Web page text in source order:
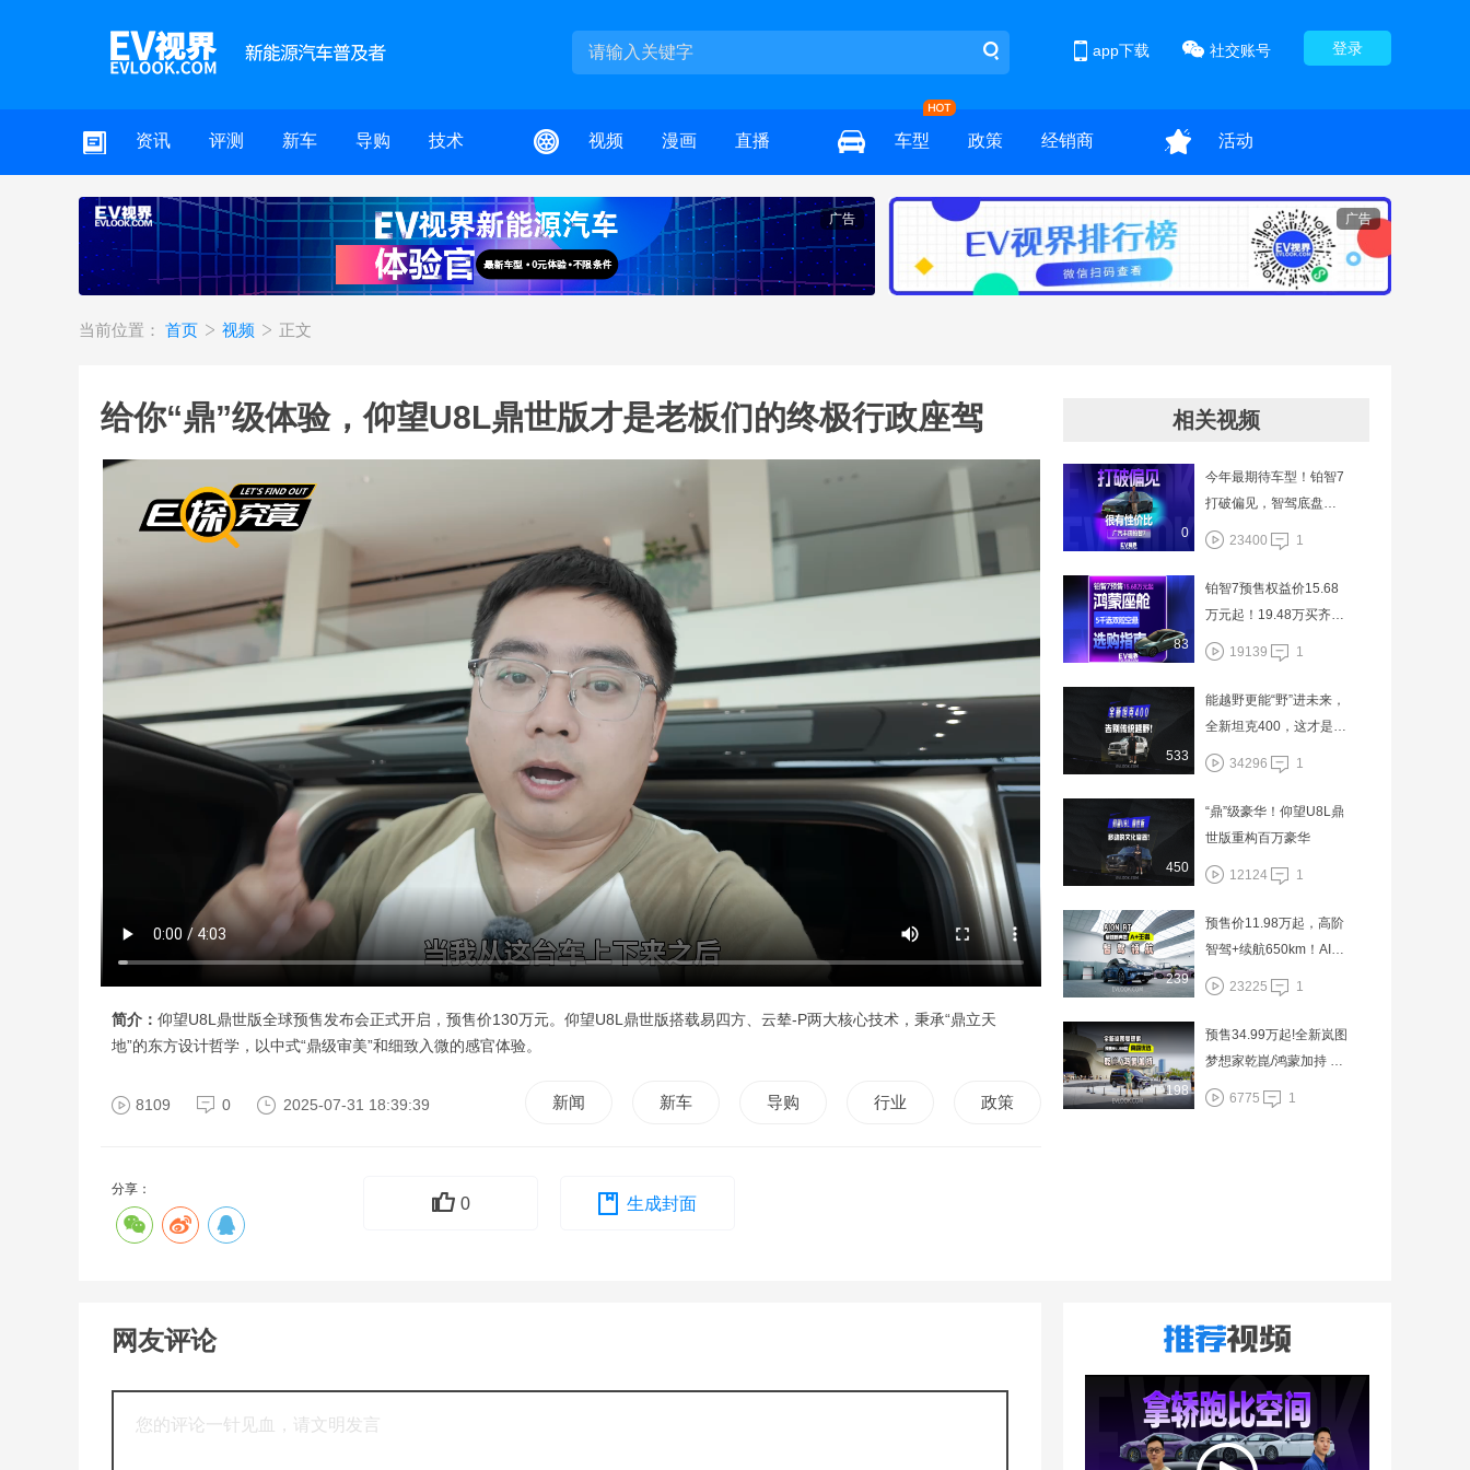
登录
社交账号
app下载
资讯 评测 新车 导购 技术 视频 漫画 直播 车型 政策 经销商 活动
广告 广告
当前位置： 首页 视频 正文
给你“鼎”级体验，仰望U8L鼎世版才是老板们的终极行政座驾
简介： 仰望U8L鼎世版全球预售发布会正式开启，预售价130万元。仰望U8L鼎世版搭载易四方、云辇-P两大核心技术，秉承“鼎立天
地”的东方设计哲学，以中式“鼎级审美”和细致入微的感官体验。
8109 0 2025-07-31 18:39:39 新闻 新车 导购 行业 政策
分享：
0 生成封面
相关视频
0
今年最期待车型！铂智7
打破偏见，智驾底盘双
在线
23400 1
83
铂智7预售权益价15.68
万元起！19.48万买齐鸿
蒙座舱+激光雷达+双腔
19139 1
533
能越野更能“野”进未来，
全新坦克400，这才是硬
派越野的终极形态！
34296 1
450
“鼎”级豪华！仰望U8L鼎
世版重构百万豪华
12124 1
239
预售价11.98万起，高阶
智驾+续航650km！AIO
N RT这是要挑战MON
23225 1
198
预售34.99万起!全新岚图
梦想家乾崑/鸿蒙加持 ，
高端优选
6775 1
网友评论